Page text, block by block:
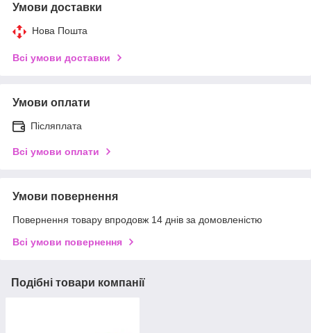
Умови доставки
Нова Пошта
Всі умови доставки
Умови оплати
Післяплата
Всі умови оплати
Умови повернення
Повернення товару впродовж 14 днів за домовленістю
Всі умови повернення
Подібні товари компанії